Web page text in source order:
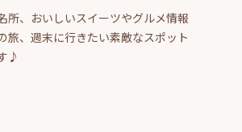
所、おいしいスイーツやグルメ情報
旅、週末に行きたい素敵なスポット
♪